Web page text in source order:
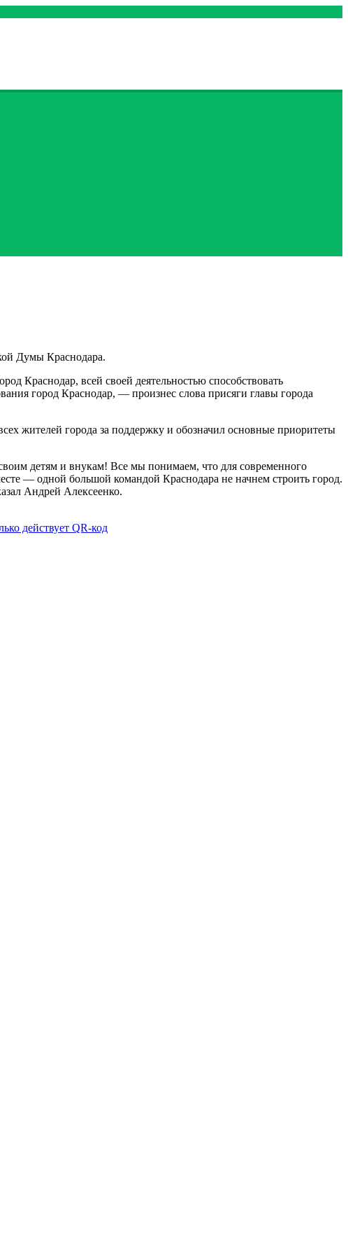
Думы Краснодара.
Краснодар, всей своей деятельностью способствовать
город Краснодар, — произнес слова присяги главы города
жителей города за поддержку и обозначил основные приоритеты
детям и внукам! Все мы понимаем, что для современного
— одной большой командой Краснодара не начнем строить город.
Андрей Алексеенко.
действует QR-код